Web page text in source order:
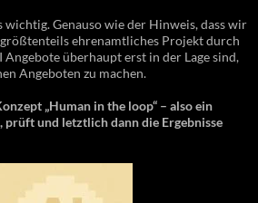
wichtig. Genauso wie der Hinweis, dass wir
ehrenamtliches Projekt durch
überhaupt erst in der Lage sind,
Angeboten zu machen.
„Human in the loop“ – also ein
prüft und letztlich dann die Ergebnisse